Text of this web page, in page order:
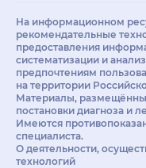
На информационном
рекомендательные
предоставления
систематизации и
предпочтениям
на территории
Материалы,
постановки диагноза и
Имеются
специалиста.
О деятельности,
технологий